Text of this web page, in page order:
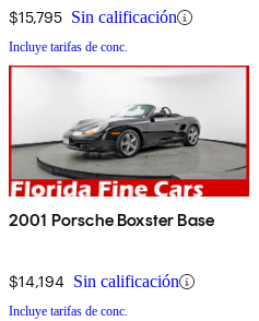
$15,795 Sin calificación
Incluye tarifas de conc.
2001 Porsche Boxster Base
$14,194 Sin calificación
Incluye tarifas de conc.